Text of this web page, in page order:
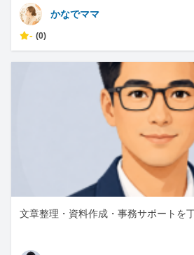
かなでママ
- (0)
文章整理・資料作成・事務サポートを